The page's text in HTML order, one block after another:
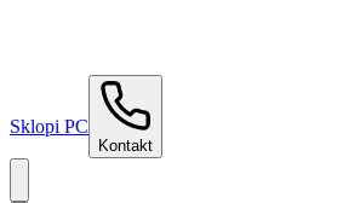
Sklopi PC
Kontakt